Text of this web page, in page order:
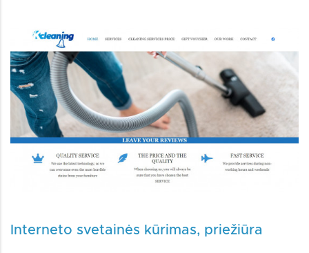
Interneto svetainės kūrimas, priežiūra